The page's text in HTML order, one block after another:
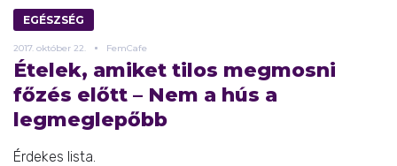
EGÉSZSÉG
2017. október 22. FemCafe
Ételek, amiket tilos megmosni
főzés előtt – Nem a hús a
legmeglepőbb
Érdekes lista.